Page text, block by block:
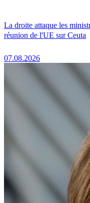
La droite attaque les
réunion de l'UE sur Ceuta
07.08.2026